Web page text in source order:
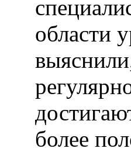
области
более